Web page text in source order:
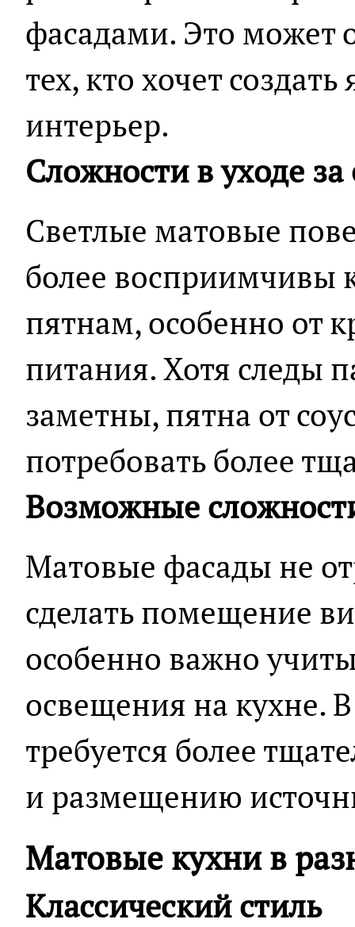
фасадами. Это может
тех, кто хочет
интерьер.
Сложности в уходе
Светлые матовые
более восприимчивы
пятнам, особенно от
питания. Хотя следы
заметны, пятна от
потребовать более
Возможные
Матовые фасады не
сделать помещение
особенно важно
освещения на кухне.
требуется более
и размещению
Матовые кухни в
Классический стиль